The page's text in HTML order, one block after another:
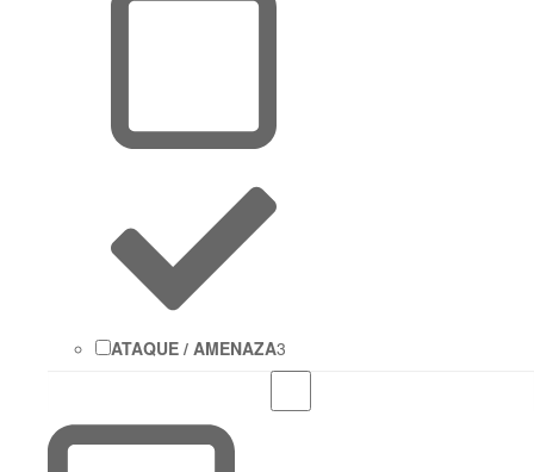
ATAQUE / AMENAZA3